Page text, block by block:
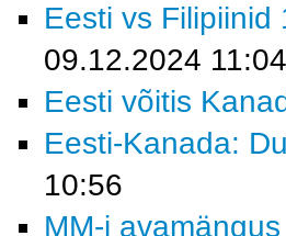
Eesti vs
09.12.2024 11:04
Eesti võitis
Eesti-Kanada:
10:56
MM-i